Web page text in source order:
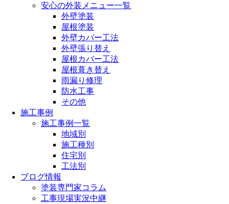
安心の外装メニュー一覧
外壁塗装
屋根塗装
外壁カバー工法
外壁張り替え
屋根カバー工法
屋根葺き替え
雨漏り修理
防水工事
その他
施工事例
施工事例一覧
地域別
施工種別
住宅別
工法別
ブログ情報
塗装専門家コラム
工事現場実況中継